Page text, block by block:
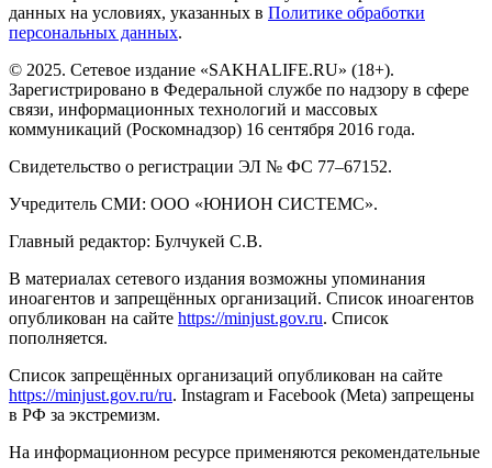
данных на условиях, указанных в Политике обработки
персональных данных.
© 2025. Сетевое издание «SAKHALIFE.RU» (18+).
Зарегистрировано в Федеральной службе по надзору в сфере
связи, информационных технологий и массовых
коммуникаций (Роскомнадзор) 16 сентября 2016 года.
Свидетельство о регистрации ЭЛ № ФС 77–67152.
Учредитель СМИ: ООО «ЮНИОН СИСТЕМС».
Главный редактор: Булчукей С.В.
В материалах сетевого издания возможны упоминания
иноагентов и запрещённых организаций. Список иноагентов
опубликован на сайте https://minjust.gov.ru. Список
пополняется.
Список запрещённых организаций опубликован на сайте
https://minjust.gov.ru/ru. Instagram и Facebook (Metа) запрещены
в РФ за экстремизм.
На информационном ресурсе применяются рекомендательные